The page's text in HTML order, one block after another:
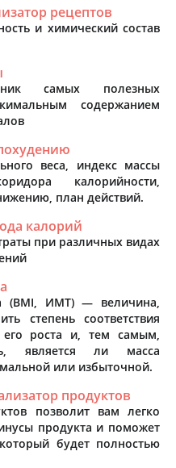
рецептов
и химический состав
самых полезных
содержанием
веса, индекс массы
калорийности,
план действий.
калорий
при различных видах
(BMI, ИМТ) — величина,
степень соответствия
роста и, тем самым,
является ли масса
или избыточной.
продуктов
позволит вам легко
продукта и поможет
будет полностью